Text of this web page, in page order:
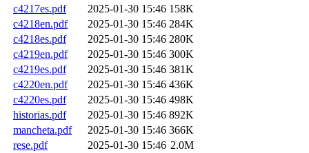
c4217es.pdf
2025-01-30 15:46 158K
c4218en.pdf
2025-01-30 15:46 284K
c4218es.pdf
2025-01-30 15:46 280K
c4219en.pdf
2025-01-30 15:46 300K
c4219es.pdf
2025-01-30 15:46 381K
c4220en.pdf
2025-01-30 15:46 436K
c4220es.pdf
2025-01-30 15:46 498K
historias.pdf
2025-01-30 15:46 892K
mancheta.pdf
2025-01-30 15:46 366K
rese.pdf
2025-01-30 15:46 2.0M